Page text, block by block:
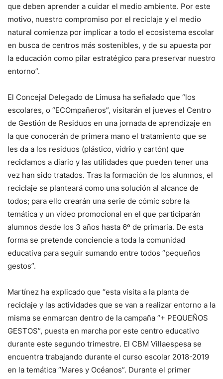
que deben aprender a cuidar el medio ambiente. Por este
motivo, nuestro compromiso por el reciclaje y el medio
natural comienza por implicar a todo el ecosistema escolar
en busca de centros más sostenibles, y de su apuesta por
la educación como pilar estratégico para preservar nuestro
entorno”.
El Concejal Delegado de Limusa ha señalado que “los
escolares, o “ECOmpañeros”, visitarán el jueves el Centro
de Gestión de Residuos en una jornada de aprendizaje en
la que conocerán de primera mano el tratamiento que se
les da a los residuos (plástico, vidrio y cartón) que
reciclamos a diario y las utilidades que pueden tener una
vez han sido tratados. Tras la formación de los alumnos, el
reciclaje se planteará como una solución al alcance de
todos; para ello crearán una serie de cómic sobre la
temática y un video promocional en el que participarán
alumnos desde los 3 años hasta 6º de primaria. De esta
forma se pretende conciencie a toda la comunidad
educativa para seguir sumando entre todos “pequeños
gestos”.
Martínez ha explicado que “esta visita a la planta de
reciclaje y las actividades que se van a realizar entorno a la
misma se enmarcan dentro de la campaña “+ PEQUEÑOS
GESTOS”, puesta en marcha por este centro educativo
durante este segundo trimestre. El CBM Villaespesa se
encuentra trabajando durante el curso escolar 2018-2019
en la temática “Mares y Océanos”. Durante el primer